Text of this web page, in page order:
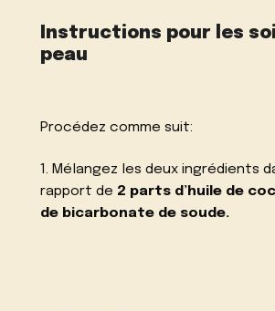
Instructions pour les
peau
Procédez comme suit:
1. Mélangez les deux ingrédients
rapport de 2 parts d’huile de
de bicarbonate de soude.